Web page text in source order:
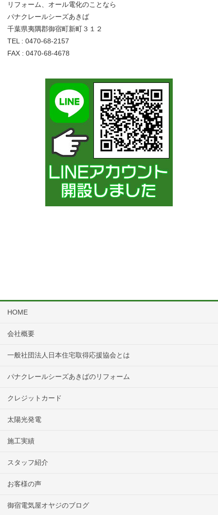
リフォーム、オール電化のことなら
パナクレールシーズあきば
千葉県夷隅郡御宿町新町３１２
TEL : 0470-68-2157
FAX : 0470-68-4678
HOME
会社概要
一般社団法人日本住宅取得応援協会とは
パナクレールシーズあきばのリフォーム
クレジットカード
太陽光発電
施工実績
スタッフ紹介
お客様の声
御宿電気屋オヤジのブログ